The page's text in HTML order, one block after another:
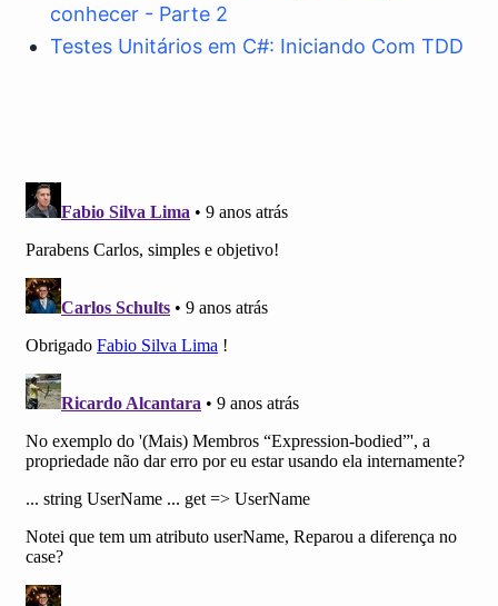
conhecer - Parte 2
Testes Unitários em C#: Iniciando Com TDD